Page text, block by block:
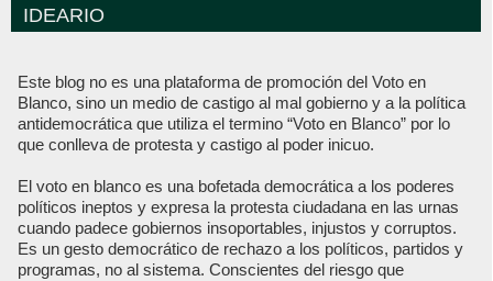
IDEARIO
Este blog no es una plataforma de promoción del Voto en
Blanco, sino un medio de castigo al mal gobierno y a la política
antidemocrática que utiliza el termino “Voto en Blanco” por lo
que conlleva de protesta y castigo al poder inicuo.
El voto en blanco es una bofetada democrática a los poderes
políticos ineptos y expresa la protesta ciudadana en las urnas
cuando padece gobiernos insoportables, injustos y corruptos.
Es un gesto democrático de rechazo a los políticos, partidos y
programas, no al sistema. Conscientes del riesgo que